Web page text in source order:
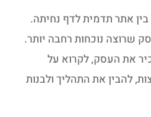
אתר תדמית לדף נחיתה.
שרוצה נוכחות רחבה יותר.
את העסק, לקרוא על
להבין את התהליך ולבנות